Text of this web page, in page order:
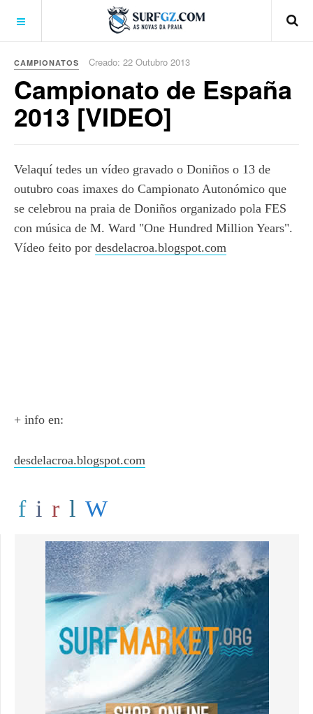
CAMPIONATOS Creado: 22 Outubro 2013
Campionato de España
2013 [VIDEO]
Velaquí tedes un vídeo gravado o Doniños o 13 de
outubro coas imaxes do Campionato Autonómico que
se celebrou na praia de Doniños organizado pola FES
con música de M. Ward "One Hundred Million Years".
Vídeo feito por desdelacroa.blogspot.com
+ info en:
desdelacroa.blogspot.com